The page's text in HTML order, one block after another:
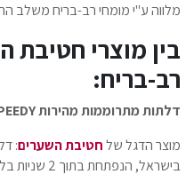
מלווה ע"י מומחי רב-בריח משלב
בין מוצרי חטיבת
רב-בריח:
דלתות מתרוממות מהירות
מוצר הדגל שלחטיבת השערים:
בישראל, הנפתחת בתוך 2 שניות בלבד